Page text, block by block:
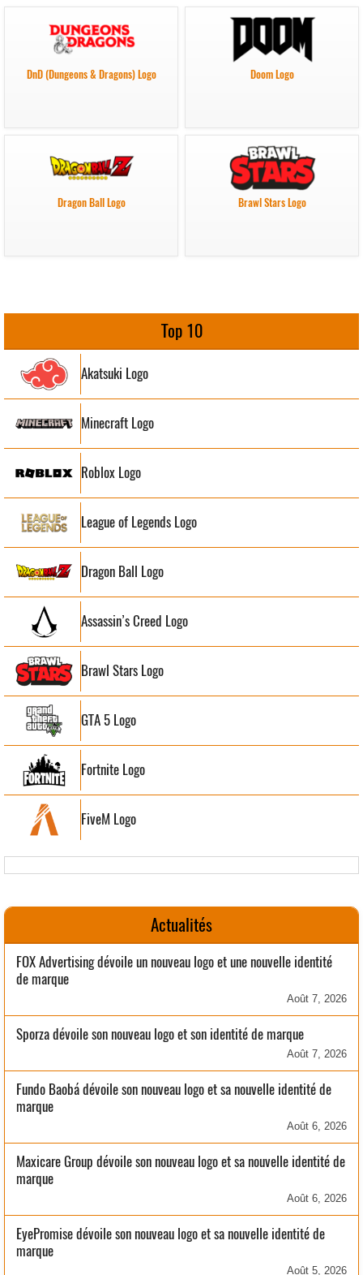
DnD (Dungeons & Dragons) Logo Doom Logo
Dragon Ball Logo Brawl Stars Logo
Top 10
Akatsuki Logo
Minecraft Logo
Roblox Logo
League of Legends Logo
Dragon Ball Logo
Assassin’s Creed Logo
Brawl Stars Logo
GTA 5 Logo
Fortnite Logo
FiveM Logo
Actualités
FOX Advertising dévoile un nouveau logo et une nouvelle identité
de marque
Août 7, 2026
Sporza dévoile son nouveau logo et son identité de marque
Août 7, 2026
Fundo Baobá dévoile son nouveau logo et sa nouvelle identité de
marque
Août 6, 2026
Maxicare Group dévoile son nouveau logo et sa nouvelle identité de
marque
Août 6, 2026
EyePromise dévoile son nouveau logo et sa nouvelle identité de
marque
Août 5, 2026